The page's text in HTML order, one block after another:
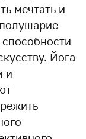
мечтать и
Йога
и